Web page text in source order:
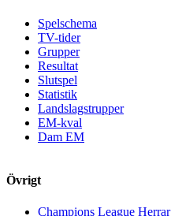
Spelschema
TV-tider
Grupper
Resultat
Slutspel
Statistik
Landslagstrupper
EM-kval
Dam EM
Övrigt
Champions League Herrar